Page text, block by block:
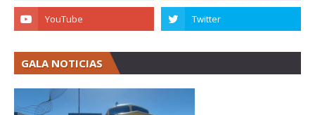
GALA NOTICIAS